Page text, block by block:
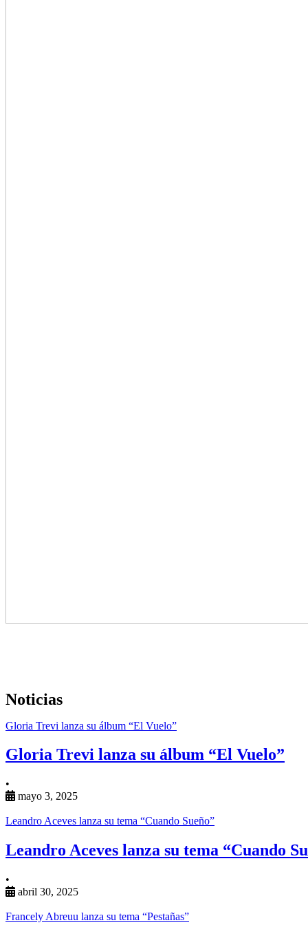
Noticias
Gloria Trevi lanza su álbum “El Vuelo”
Gloria Trevi lanza su álbum “El Vuelo”
•
mayo 3, 2025
Leandro Aceves lanza su tema “Cuando Sueño”
Leandro Aceves lanza su tema “Cuando
•
abril 30, 2025
Francely Abreuu lanza su tema “Pestañas”